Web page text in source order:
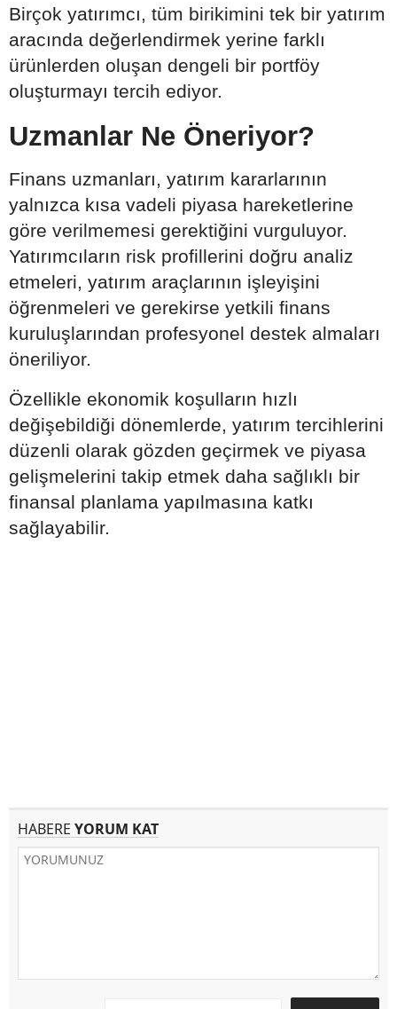
Birçok yatırımcı, tüm birikimini tek bir yatırım
aracında değerlendirmek yerine farklı
ürünlerden oluşan dengeli bir portföy
oluşturmayı tercih ediyor.
Uzmanlar Ne Öneriyor?
Finans uzmanları, yatırım kararlarının
yalnızca kısa vadeli piyasa hareketlerine
göre verilmemesi gerektiğini vurguluyor.
Yatırımcıların risk profillerini doğru analiz
etmeleri, yatırım araçlarının işleyişini
öğrenmeleri ve gerekirse yetkili finans
kuruluşlarından profesyonel destek almaları
öneriliyor.
Özellikle ekonomik koşulların hızlı
değişebildiği dönemlerde, yatırım tercihlerini
düzenli olarak gözden geçirmek ve piyasa
gelişmelerini takip etmek daha sağlıklı bir
finansal planlama yapılmasına katkı
sağlayabilir.
HABERE YORUM KAT